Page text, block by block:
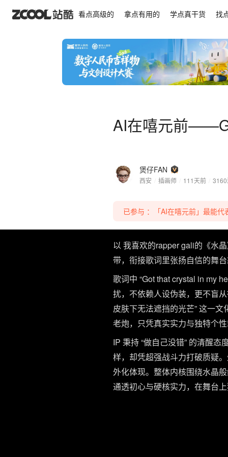
看点高级的 拿点有用的 学点真干货 找
AI在嘻元前
煲仔FAN
西安 插画师 111天前 3160
AI在嘻元前——GALI《水晶》
已参与 ：「AI在嘻元前」最能
以 我喜欢的rapper gali的《水
带，衔接歌词里张扬自信的舞
歌词中 “Got that crystal in my
扰，不依赖人设伪装，更不盲
皮肤下无法遮挡的光芒” 这一
老炮，只凭真实实力与独特个性
IP 秉持 “做自己没错” 的清醒
样，却凭超强战斗力打破质疑
外化体现。整体内核围绕水晶
通透初心与硬核实力，在舞台